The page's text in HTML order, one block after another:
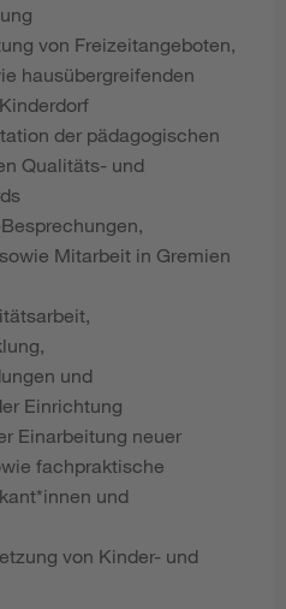
von Freizeitangeboten,
hausübergreifenden
der pädagogischen
Qualitäts- und
Mitarbeit in Gremien
und
Einrichtung
Einarbeitung neuer
fachpraktische
und
von Kinder- und